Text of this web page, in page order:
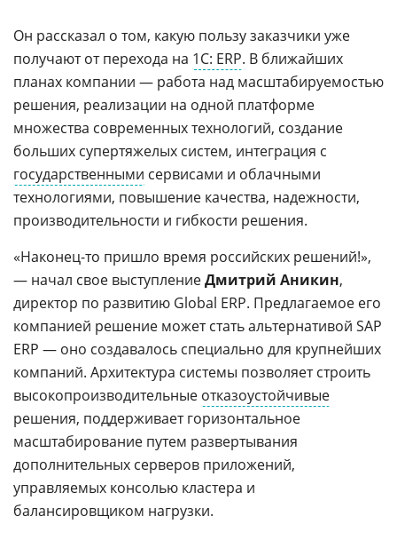
Он рассказал о том, какую пользу заказчики уже
получают от перехода на 1С: ERP. В ближайших
планах компании — работа над масштабируемостью
решения, реализации на одной платформе
множества современных технологий, создание
больших супертяжелых систем, интеграция с
государственными сервисами и облачными
технологиями, повышение качества, надежности,
производительности и гибкости решения.
«Наконец-то пришло время российских решений!»,
— начал свое выступлениеДмитрий Аникин,
директор по развитию Global ERP. Предлагаемое его
компанией решение может стать альтернативой SAP
ERP — оно создавалось специально для крупнейших
компаний. Архитектура системы позволяет строить
высокопроизводительные отказоустойчивые
решения, поддерживает горизонтальное
масштабирование путем развертывания
дополнительных серверов приложений,
управляемых консолью кластера и
балансировщиком нагрузки.